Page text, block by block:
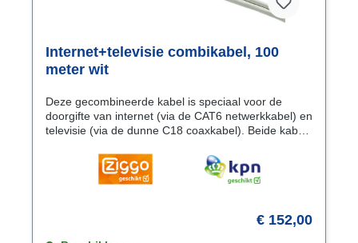
Internet+televisie combikabel, 100
meter wit
Deze gecombineerde kabel is speciaal voor de
doorgifte van internet (via de CAT6 netwerkkabel) en
televisie (via de dunne C18 coaxkabel). Beide kabels
combikabel is daardoor erg eenvoudig door een
standaard doorvoerbuis te trekken. Bijvoorbeeld
vanuit de meterkast naar de woonkamer,
splitter of versterker te monteren adviseren wij de
HQ F-male connector. Voor de CAT6 netwerkkabel
€ 152,00